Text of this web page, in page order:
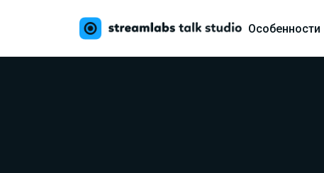
Особенности